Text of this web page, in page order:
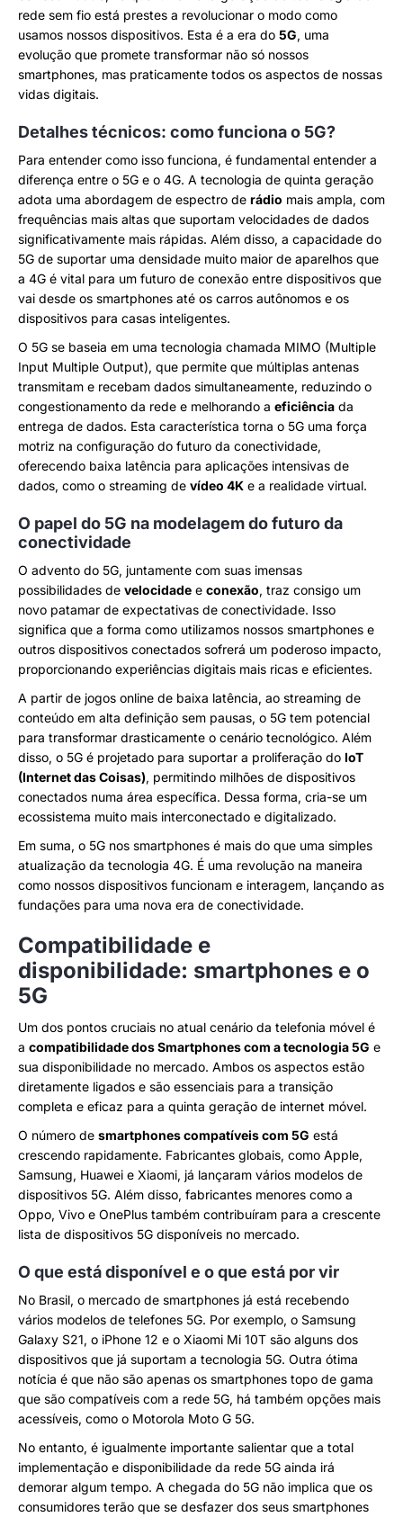
rede sem fio está prestes a revolucionar o modo como
usamos nossos dispositivos. Esta é a era do 5G, uma
evolução que promete transformar não só nossos
smartphones, mas praticamente todos os aspectos de nossas
vidas digitais.
Detalhes técnicos: como funciona o 5G?
Para entender como isso funciona, é fundamental entender a
diferença entre o 5G e o 4G. A tecnologia de quinta geração
adota uma abordagem de espectro de rádio mais ampla, com
frequências mais altas que suportam velocidades de dados
significativamente mais rápidas. Além disso, a capacidade do
5G de suportar uma densidade muito maior de aparelhos que
a 4G é vital para um futuro de conexão entre dispositivos que
vai desde os smartphones até os carros autônomos e os
dispositivos para casas inteligentes.
O 5G se baseia em uma tecnologia chamada MIMO (Multiple
Input Multiple Output), que permite que múltiplas antenas
transmitam e recebam dados simultaneamente, reduzindo o
congestionamento da rede e melhorando a eficiência da
entrega de dados. Esta característica torna o 5G uma força
motriz na configuração do futuro da conectividade,
oferecendo baixa latência para aplicações intensivas de
dados, como o streaming de vídeo 4K e a realidade virtual.
O papel do 5G na modelagem do futuro da
conectividade
O advento do 5G, juntamente com suas imensas
possibilidades de velocidade e conexão, traz consigo um
novo patamar de expectativas de conectividade. Isso
significa que a forma como utilizamos nossos smartphones e
outros dispositivos conectados sofrerá um poderoso impacto,
proporcionando experiências digitais mais ricas e eficientes.
A partir de jogos online de baixa latência, ao streaming de
conteúdo em alta definição sem pausas, o 5G tem potencial
para transformar drasticamente o cenário tecnológico. Além
disso, o 5G é projetado para suportar a proliferação do IoT
(Internet das Coisas), permitindo milhões de dispositivos
conectados numa área específica. Dessa forma, cria-se um
ecossistema muito mais interconectado e digitalizado.
Em suma, o 5G nos smartphones é mais do que uma simples
atualização da tecnologia 4G. É uma revolução na maneira
como nossos dispositivos funcionam e interagem, lançando as
fundações para uma nova era de conectividade.
Compatibilidade e
disponibilidade: smartphones e o
5G
Um dos pontos cruciais no atual cenário da telefonia móvel é
a compatibilidade dos Smartphones com a tecnologia 5G e
sua disponibilidade no mercado. Ambos os aspectos estão
diretamente ligados e são essenciais para a transição
completa e eficaz para a quinta geração de internet móvel.
O número de smartphones compatíveis com 5G está
crescendo rapidamente. Fabricantes globais, como Apple,
Samsung, Huawei e Xiaomi, já lançaram vários modelos de
dispositivos 5G. Além disso, fabricantes menores como a
Oppo, Vivo e OnePlus também contribuíram para a crescente
lista de dispositivos 5G disponíveis no mercado.
O que está disponível e o que está por vir
No Brasil, o mercado de smartphones já está recebendo
vários modelos de telefones 5G. Por exemplo, o Samsung
Galaxy S21, o iPhone 12 e o Xiaomi Mi 10T são alguns dos
dispositivos que já suportam a tecnologia 5G. Outra ótima
notícia é que não são apenas os smartphones topo de gama
que são compatíveis com a rede 5G, há também opções mais
acessíveis, como o Motorola Moto G 5G.
No entanto, é igualmente importante salientar que a total
implementação e disponibilidade da rede 5G ainda irá
demorar algum tempo. A chegada do 5G não implica que os
consumidores terão que se desfazer dos seus smartphones